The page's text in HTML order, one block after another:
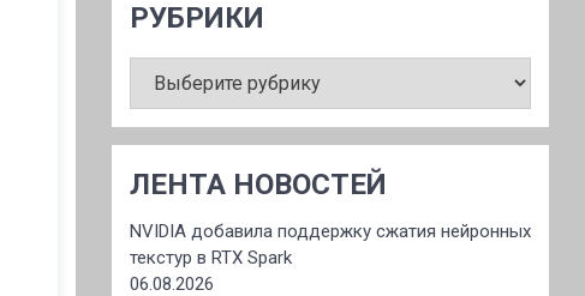
РУБРИКИ
ЛЕНТА НОВОСТЕЙ
NVIDIA добавила поддержку сжатия нейронных
текстур в RTX Spark
06.08.2026